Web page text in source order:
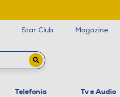
Star Club Magazine
Telefonia Tv e Audio